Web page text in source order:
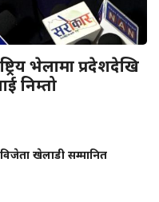
भेलामा प्रदेशदेखि
निम्तो
विजेता खेलाडी सम्मानित